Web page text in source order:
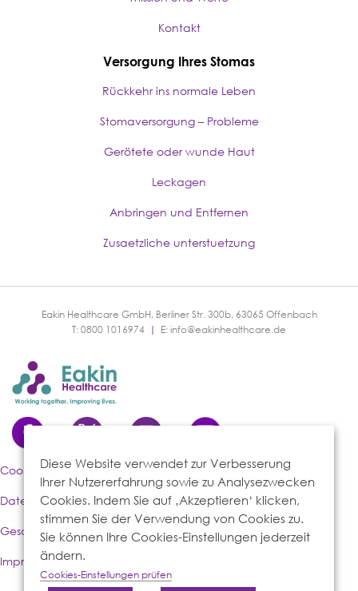
Kontakt
Versorgung Ihres Stomas
Rückkehr ins normale Leben
Stomaversorgung – Probleme
Gerötete oder wunde Haut
Leckagen
Anbringen und Entfernen
Zusaetzliche unterstuetzung
Eakin Healthcare GmbH, Berliner Str. 300b, 63065 Offenbach
T: 0800 1016974 | E: info@eakinhealthcare.de
Cookies-Richtlinie
Datenschutzerklärung
Geschäftsbedingungen
Impressum
Diese Website verwendet zur Verbesserung
Ihrer Nutzererfahrung sowie zu Analysezwecken
Cookies. Indem Sie auf ‚Akzeptieren‘ klicken,
stimmen Sie der Verwendung von Cookies zu.
Sie können Ihre Cookies-Einstellungen jederzeit
ändern.
Cookies-Einstellungen prüfen